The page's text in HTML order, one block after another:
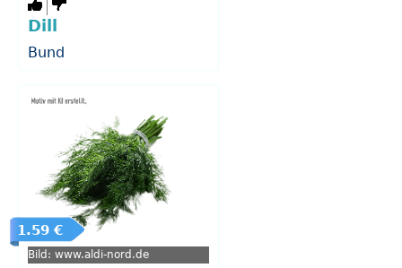
Dill
Bund
1.59 €
Bild: www.aldi-nord.de